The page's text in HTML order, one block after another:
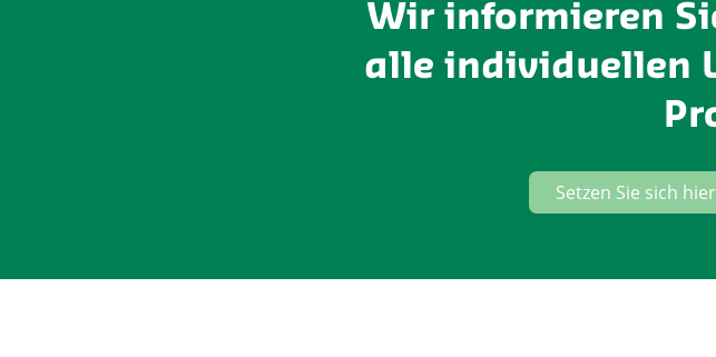
Wir informieren
alle individuellen
Setzen Sie sich